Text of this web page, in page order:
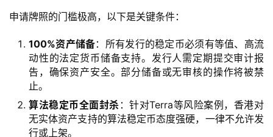
申请牌照的门槛极高，以下是关键条件：
100%资产储备：所有发行的稳定币必须有等值、高流
动性的法定货币储备支持。发行人需定期提交审计报
告，确保资产安全。部分储备或无审核的操作将被禁
止。
算法稳定币全面封杀 ：针对Terra等风险案例，香港对
无实体资产支持的算法稳定币态度强硬，一律不允许发
行或上架。